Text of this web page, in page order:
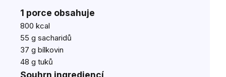
1 porce obsahuje
800 kcal
55 g sacharidů
37 g bílkovin
48 g tuků
Souhrn ingrediencí